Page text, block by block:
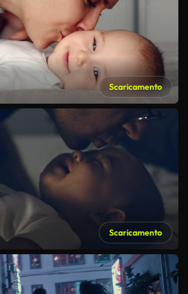
Scaricamento
Scaricamento